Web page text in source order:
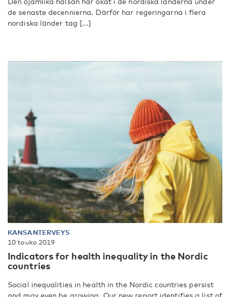
de senaste decennierna. Därför har regeringarna i flera
nordiska länder tag [...]
KANSANTERVEYS
10 touko 2019
Indicators for health inequality in the Nordic
countries
Social inequalities in health in the Nordic countries persist